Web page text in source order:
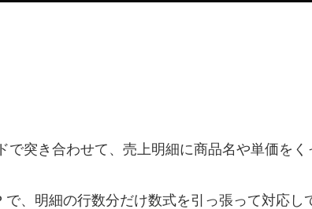
で突き合わせて、売上明細に商品名や単価を
、明細の行数分だけ数式を引っ張って対応